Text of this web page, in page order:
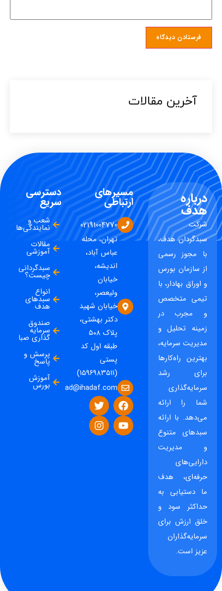
آخرین مقالات​
درباره
هدف
شرکت
سبدگردان هدف،
با مجوز رسمی
از سازمان بورس
و اوراق بهادار، با
تیمی متخصص
و مجرب در
زمینه تحلیل و
مدیریت سرمایه،
بهترین راه‌کارها
برای رشد
سرمایه‌گذاری
شما را ارائه
می‌دهد. با ارائه
سبدهای متنوع
و مدیریت
دارایی‌های
حرفه‌ای، هدف
ما دستیابی به
حداکثر سود و
خلق ارزش برای
سرمایه‌گذاران
عزیز است.
مسیرهای
ارتباطی
02191004770
تهران، محله
عباس آباد،
اندیشه،
خیابان
ولیعصر،
خیابان شهید
دکتر بهشتی،
پلاک ۵۰۸
طبقه اول کد
پستی
(۱۵۹۶۹۸۳۵۱۱)
ad@ihadaf.com
دسترسی
سریع
شعب و
نمایندگی‌ها
مقالات
آموزشی
سبدگردانی
چیست؟
انواع
سبدهای
هدف
صندوق
سرمایه
گذاری صبا
پرسش و
پاسخ
آموزش
بورس